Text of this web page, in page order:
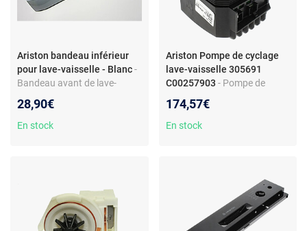
Ariston bandeau inférieur
pour lave-vaisselle - Blanc-
Bandeau avant de lave-
compatible Ariston/Hotpoint
- Finition blanche - Plastique
28,90€
En stock
Ariston Pompe de cyclage
lave-vaisselle 305691
C00257903 - Pompe de
- Référence 305691
C00257903 - Compatible
174,57€
En stock